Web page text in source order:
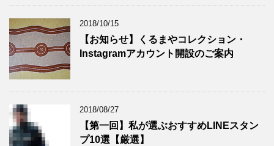
2018/10/15
【お知らせ】くるまやコレクション・
Instagramアカウント開設のご案内
2018/08/27
【第一回】私が選ぶおすすめLINEスタン
プ10選【厳選】